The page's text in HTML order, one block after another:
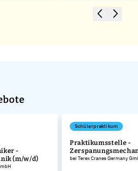
-
(m/w/d)
Schülerpraktikum
Praktikumsstelle -
bei Terex Cranes Germany